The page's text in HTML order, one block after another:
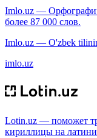
Imlo.uz —
более 87 000 слов.
Imlo.uz — O'zbek
imlo.uz
Lotin.uz — поможет
кириллицы на